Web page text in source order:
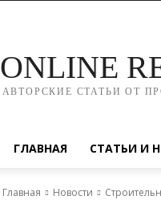
ONLINE
АВТОРСКИЕ СТАТЬИ ОТ
ГЛАВНАЯ СТАТЬИ И
Главная Новости